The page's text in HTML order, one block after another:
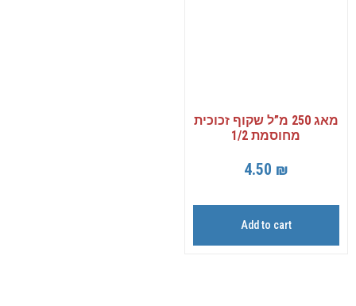
מאג 250 מ”ל שקוף זכוכית
מחוסמת 1/2
4.50 ₪
Add to cart